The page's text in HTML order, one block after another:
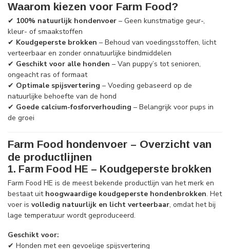
Waarom kiezen voor Farm Food?
✔ 100% natuurlijk hondenvoer – Geen kunstmatige geur-,
kleur- of smaakstoffen
✔ Koudgeperste brokken – Behoud van voedingsstoffen, licht
verteerbaar en zonder onnatuurlijke bindmiddelen
✔ Geschikt voor alle honden – Van puppy’s tot senioren,
ongeacht ras of formaat
✔ Optimale spijsvertering – Voeding gebaseerd op de
natuurlijke behoefte van de hond
✔ Goede calcium-fosforverhouding – Belangrijk voor pups in
de groei
Farm Food hondenvoer – Overzicht van
de productlijnen
1. Farm Food HE – Koudgeperste brokken
Farm Food HE is de meest bekende productlijn van het merk en
bestaat uit hoogwaardige koudgeperste hondenbrokken. Het
voer is volledig natuurlijk en licht verteerbaar, omdat het bij
lage temperatuur wordt geproduceerd.
Geschikt voor:
✔ Honden met een gevoelige spijsvertering